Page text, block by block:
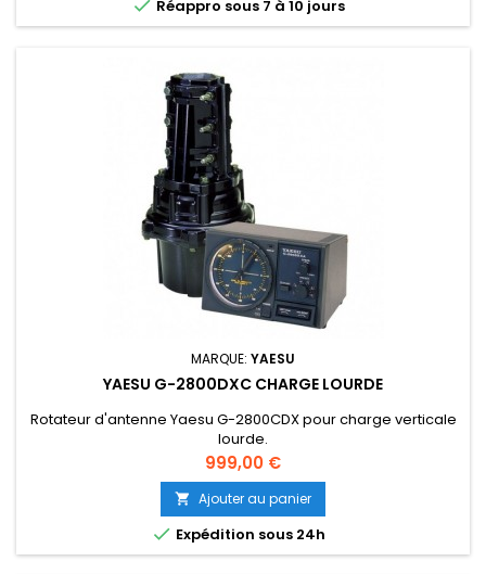
 Réappro sous 7 à 10 jours
MARQUE: YAESU
YAESU G-2800DXC CHARGE LOURDE
Rotateur d'antenne Yaesu G-2800CDX pour charge verticale
lourde.
Prix
999,00 €
 Ajouter au panier
 Expédition sous 24h